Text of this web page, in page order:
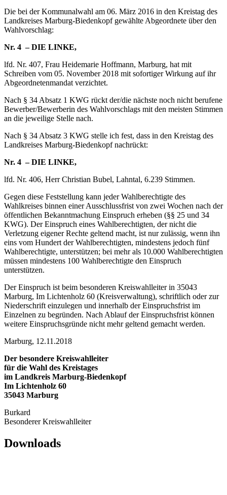
Die bei der Kommunalwahl am 06. März 2016 in den Kreistag des
Landkreises Marburg-Biedenkopf gewählte Abgeordnete über den
Wahlvorschlag:
Nr. 4 – DIE LINKE,
lfd. Nr. 407, Frau Heidemarie Hoffmann, Marburg, hat mit
Schreiben vom 05. November 2018 mit sofortiger Wirkung auf ihr
Abgeordnetenmandat verzichtet.
Nach § 34 Absatz 1 KWG rückt der/die nächste noch nicht berufene
Bewerber/Bewerberin des Wahlvorschlags mit den meisten Stimmen
an die jeweilige Stelle nach.
Nach § 34 Absatz 3 KWG stelle ich fest, dass in den Kreistag des
Landkreises Marburg-Biedenkopf nachrückt:
Nr. 4 – DIE LINKE,
lfd. Nr. 406, Herr Christian Bubel, Lahntal, 6.239 Stimmen.
Gegen diese Feststellung kann jeder Wahlberechtigte des
Wahlkreises binnen einer Ausschlussfrist von zwei Wochen nach der
öffentlichen Bekanntmachung Einspruch erheben (§§ 25 und 34
KWG). Der Einspruch eines Wahlberechtigten, der nicht die
Verletzung eigener Rechte geltend macht, ist nur zulässig, wenn ihn
eins vom Hundert der Wahlberechtigten, mindestens jedoch fünf
Wahlberechtigte, unterstützen; bei mehr als 10.000 Wahlberechtigten
müssen mindestens 100 Wahlberechtigte den Einspruch
unterstützen.
Der Einspruch ist beim besonderen Kreiswahlleiter in 35043
Marburg, Im Lichtenholz 60 (Kreisverwaltung), schriftlich oder zur
Niederschrift einzulegen und innerhalb der Einspruchsfrist im
Einzelnen zu begründen. Nach Ablauf der Einspruchsfrist können
weitere Einspruchsgründe nicht mehr geltend gemacht werden.
Marburg, 12.11.2018
Der besondere Kreiswahlleiter
für die Wahl des Kreistages
im Landkreis Marburg-Biedenkopf
Im Lichtenholz 60
35043 Marburg
Burkard
Besonderer Kreiswahlleiter
Downloads